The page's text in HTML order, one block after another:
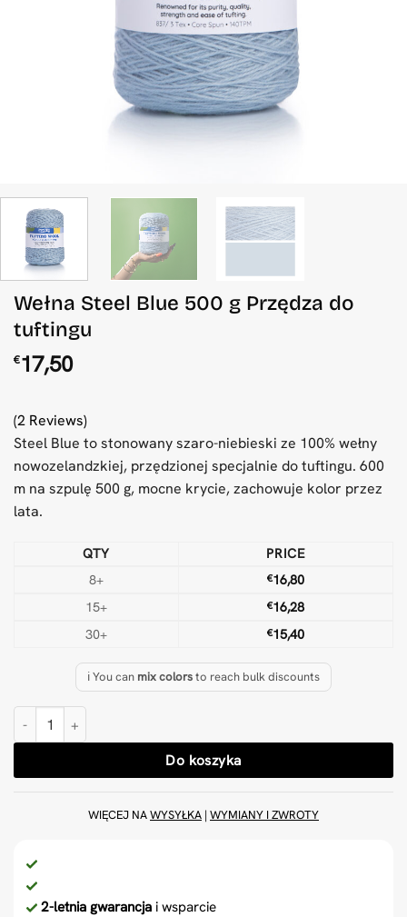
Wełna Steel Blue 500 g Przędza do
tuftingu
€17,50
(2 Reviews)
Steel Blue to stonowany szaro-niebieski ze 100% wełny
nowozelandzkiej, przędzionej specjalnie do tuftingu. 600
m na szpulę 500 g, mocne krycie, zachowuje kolor przez
lata.
QTY
PRICE
8+
€16,80
15+
€16,28
30+
€15,40
ℹ️ You can mix colorsto reach bulk discounts
ilość Wełna Steel Blue 500 g Przędza do tuftingu
Do koszyka
WIĘCEJ NAWYSYŁKA | WYMIANY I ZWROTY
2-letnia gwarancja i wsparcie